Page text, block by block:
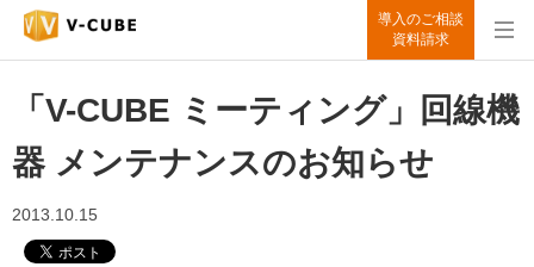
導入のご相談
資料請求
「V-CUBE ミーティング」回線機
器 メンテナンスのお知らせ
2013.10.15